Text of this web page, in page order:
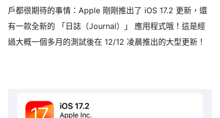
戶都很期待的事情：Apple 剛剛推出了 iOS 17.2 更新，還
有一款全新的 「日誌（Journal）」 應用程式哦！這是經
過大概一個多月的測試後在 12/12 凌晨推出的大型更新！